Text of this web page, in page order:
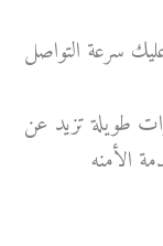
سرعة التواصل
طويلة تزيد عن